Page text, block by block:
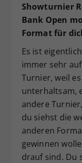
Showturnier
Bank Open
Format für
Es ist
immer sehr
Turnier, weil
unterhaltsam,
andere
du siehst die
anderen
gewinnen
drauf sind. Du